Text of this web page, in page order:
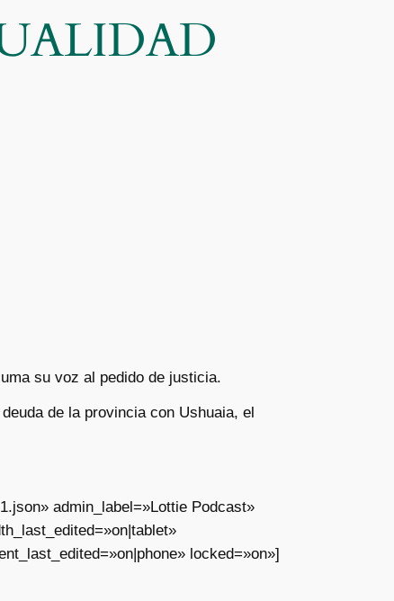
su voz al pedido de justicia.
de la provincia con Ushuaia, el
admin_label=»Lottie Podcast»
locked=»on»]